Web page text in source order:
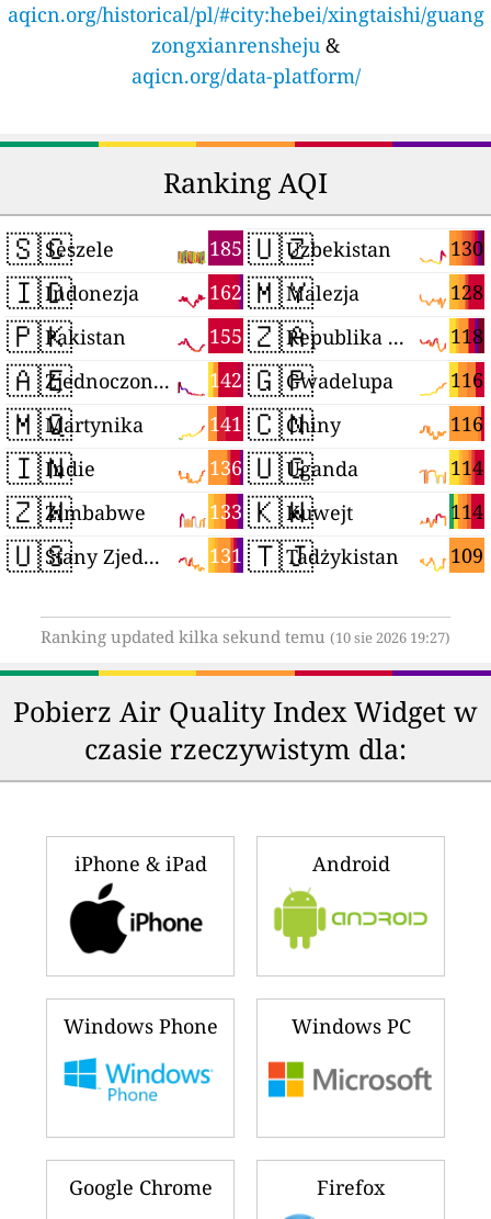
aqicn.org/historical/pl/#city:hebei/xingtaishi/guang
zongxianrensheju &
aqicn.org/data-platform/
Ranking AQI
🇸🇨 185
Seszele
🇮🇩 162
Indonezja
🇵🇰 155
Pakistan
🇦🇪 142
Zjednoczone Emiraty Arabskie
🇲🇶 141
Martynika
🇮🇳 136
Indie
🇿🇼 133
Zimbabwe
🇺🇸 131
Stany Zjednoczone
🇺🇿 130
Uzbekistan
🇲🇾 128
Malezja
🇿🇦 118
Republika Południowej Afryki
🇬🇵 116
Gwadelupa
🇨🇳 116
Chiny
🇺🇬 114
Uganda
🇰🇼 114
Kuwejt
🇹🇯 109
Tadżykistan
Ranking updated kilka sekund temu (10 sie 2026 19:27)
Pobierz Air Quality Index Widget w
czasie rzeczywistym dla:
iPhone & iPad Android
Windows Phone Windows PC
Google Chrome Firefox